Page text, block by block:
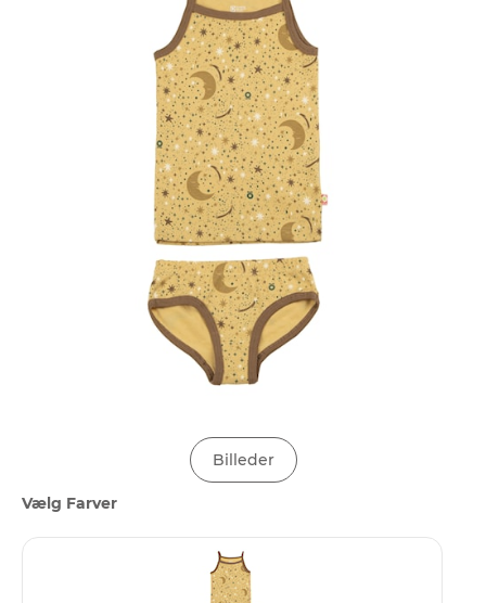
Billeder
Vælg Farver